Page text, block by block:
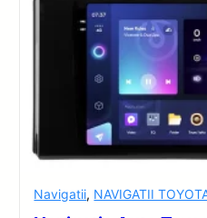
Navigatii, NAVIGATII